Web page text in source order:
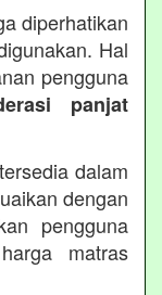
diperhatikan
Hal
pengguna
panjat
dalam
dengan
pengguna
matras